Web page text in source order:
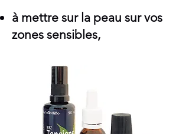
à mettre sur la peau sur vos
zones sensibles,